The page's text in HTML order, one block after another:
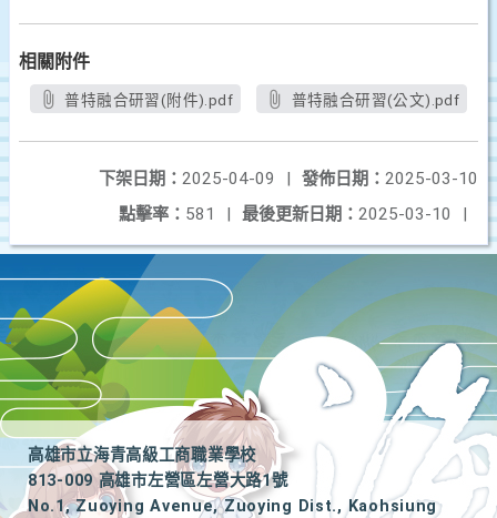
相關附件
普特融合研習(附件).pdf 普特融合研習(公文).pdf
發佈日期： 2025-03-10
下架日期： 2025-04-09
|
最後更新日期： 2025-03-10 |
點擊率： 581 |
高雄市立海青高級工商職業學校
813-009 高雄市左營區左營大路1號
No.1, Zuoying Avenue, Zuoying Dist., Kaohsiung